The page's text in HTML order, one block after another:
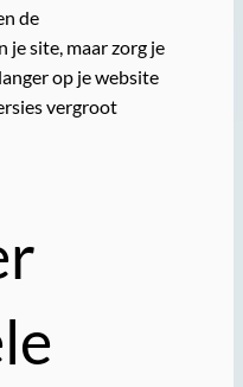
de
site, maar zorg je
op je website
vergroot